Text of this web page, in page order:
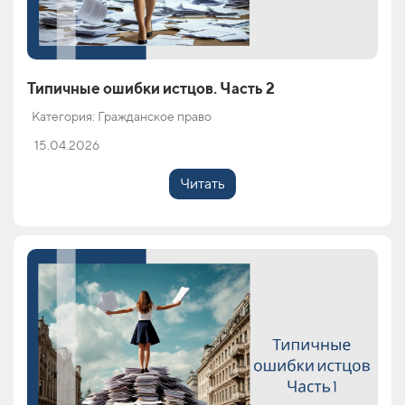
Типичные ошибки истцов. Часть 2
Категория: Гражданское право
15.04.2026
Читать